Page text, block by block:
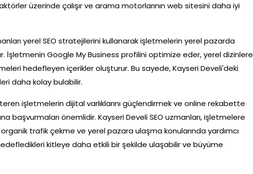
faktörler üzerinde çalışır ve arama motorlarının web sitesini daha iyi
yerel SEO stratejilerini kullanarak işletmelerin yerel pazarda
İşletmenin Google My Business profilini optimize eder, yerel dizinlere
hedefleyen içerikler oluşturur. Bu sayede, Kayseri Develi'deki
daha kolay bulabilir.
işletmelerin dijital varlıklarını güçlendirmek ve online rekabette
başvurmaları önemlidir. Kayseri Develi SEO uzmanları, işletmelere
trafik çekme ve yerel pazara ulaşma konularında yardımcı
kitleye daha etkili bir şekilde ulaşabilir ve büyüme